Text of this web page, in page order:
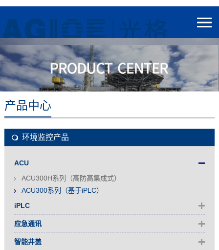
产品中心
环境监控产品
ACU
ACU300H系列（高防高集成式）
ACU300系列（基于iPLC）
iPLC
应急通讯
智能井盖